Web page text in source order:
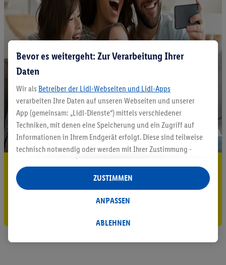
5.95 € Versand sparen³²ᵃ
Bevor es weitergeht: Zur Verarbeitung Ihrer
Daten
Wir als Betreiber der Lidl-Webseiten und Lidl-Apps
verarbeiten Ihre Daten auf unseren Webseiten und unserer
App (gemeinsam: „Lidl-Dienste“) mittels verschiedener
Techniken, mit denen eine Speicherung und ein Zugriff auf
Informationen in Ihrem Endgerät erfolgt. Diese sind teilweise
technisch notwendig oder werden mit Ihrer Zustimmung -
auch durch Partner (u.a.
Verantwortliche; im Zusammenhang mit dem IAB TCF
insgesamt
Statistik-Erstellung oder für personalisierte Werbung
Datenverarbeitungen für personalisierte Werbung werden
ABLEHNEN
ANPASSEN
ZUSTIMMEN